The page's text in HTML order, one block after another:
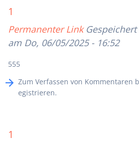
1
Permanenter Link
am Do, 06/05/2025 - 16:52
555
Zum Verfassen von Kommentaren
egistrieren.
1